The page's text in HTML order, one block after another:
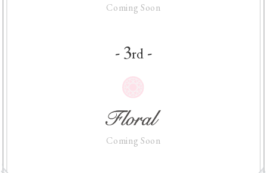
Coming Soon
- 3rd -
Coming Soon